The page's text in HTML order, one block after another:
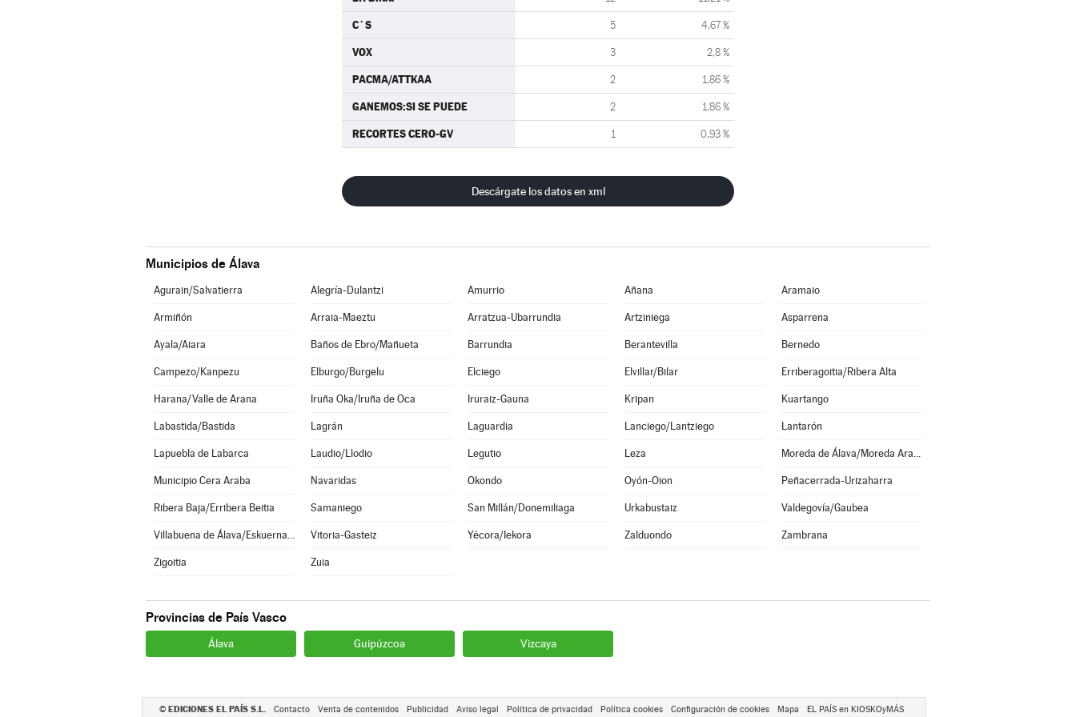
C´S 5 4,67 %
VOX 3 2,8 %
PACMA/ATTKAA 2 1,86 %
GANEMOS:SI SE PUEDE 2 1,86 %
RECORTES CERO-GV 1 0,93 %
Descárgate los datos en xml
Municipios de Álava
Agurain/Salvatierra Alegría-Dulantzi Amurrio Añana Aramaio
Armiñón Arraia-Maeztu Arratzua-Ubarrundia Artziniega Asparrena
Ayala/Aiara Baños de Ebro/Mañueta Barrundia Berantevilla Bernedo
Campezo/Kanpezu Elburgo/Burgelu Elciego Elvillar/Bilar Erriberagoitia/Ribera Alta
Harana/Valle de Arana Iruña Oka/Iruña de Oca Iruraiz-Gauna Kripan Kuartango
Labastida/Bastida Lagrán Laguardia Lanciego/Lantziego Lantarón
Lapuebla de Labarca Laudio/Llodio Legutio Leza Moreda de Álava/Moreda Araba
Municipio Cera Araba Navaridas Okondo Oyón-Oion Peñacerrada-Urizaharra
Ribera Baja/Erribera Beitia Samaniego San Millán/Donemiliaga Urkabustaiz Valdegovía/Gaubea
Villabuena de Álava/Eskuernaga Vitoria-Gasteiz Yécora/Iekora Zalduondo Zambrana
Zigoitia Zuia
Provincias de País Vasco
Álava Guipúzcoa Vizcaya
© EDICIONES EL PAÍS S.L. Contacto Venta de contenidos Publicidad Aviso legal Política de privacidad Política cookies Configuración de cookies Mapa EL PAÍS en KIOSKOyMÁS